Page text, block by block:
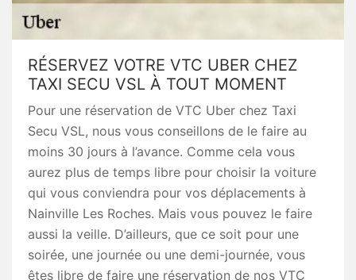
RÉSERVEZ VOTRE VTC UBER CHEZ
TAXI SECU VSL À TOUT MOMENT
Pour une réservation de VTC Uber chez Taxi
Secu VSL, nous vous conseillons de le faire au
moins 30 jours à l’avance. Comme cela vous
aurez plus de temps libre pour choisir la voiture
qui vous conviendra pour vos déplacements à
Nainville Les Roches. Mais vous pouvez le faire
aussi la veille. D’ailleurs, que ce soit pour une
soirée, une journée ou une demi-journée, vous
êtes libre de faire une réservation de nos VTC